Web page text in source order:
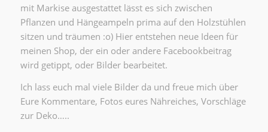
mit Markise ausgestattet lässt es sich zwischen
Pflanzen und Hängeampeln prima auf den Holzstühlen
sitzen und träumen :o) Hier entstehen neue Ideen für
meinen Shop, der ein oder andere Facebookbeitrag
wird getippt, oder Bilder bearbeitet.
Ich lass euch mal viele Bilder da und freue mich über
Eure Kommentare, Fotos eures Nähreiches, Vorschläge
zur Deko…..